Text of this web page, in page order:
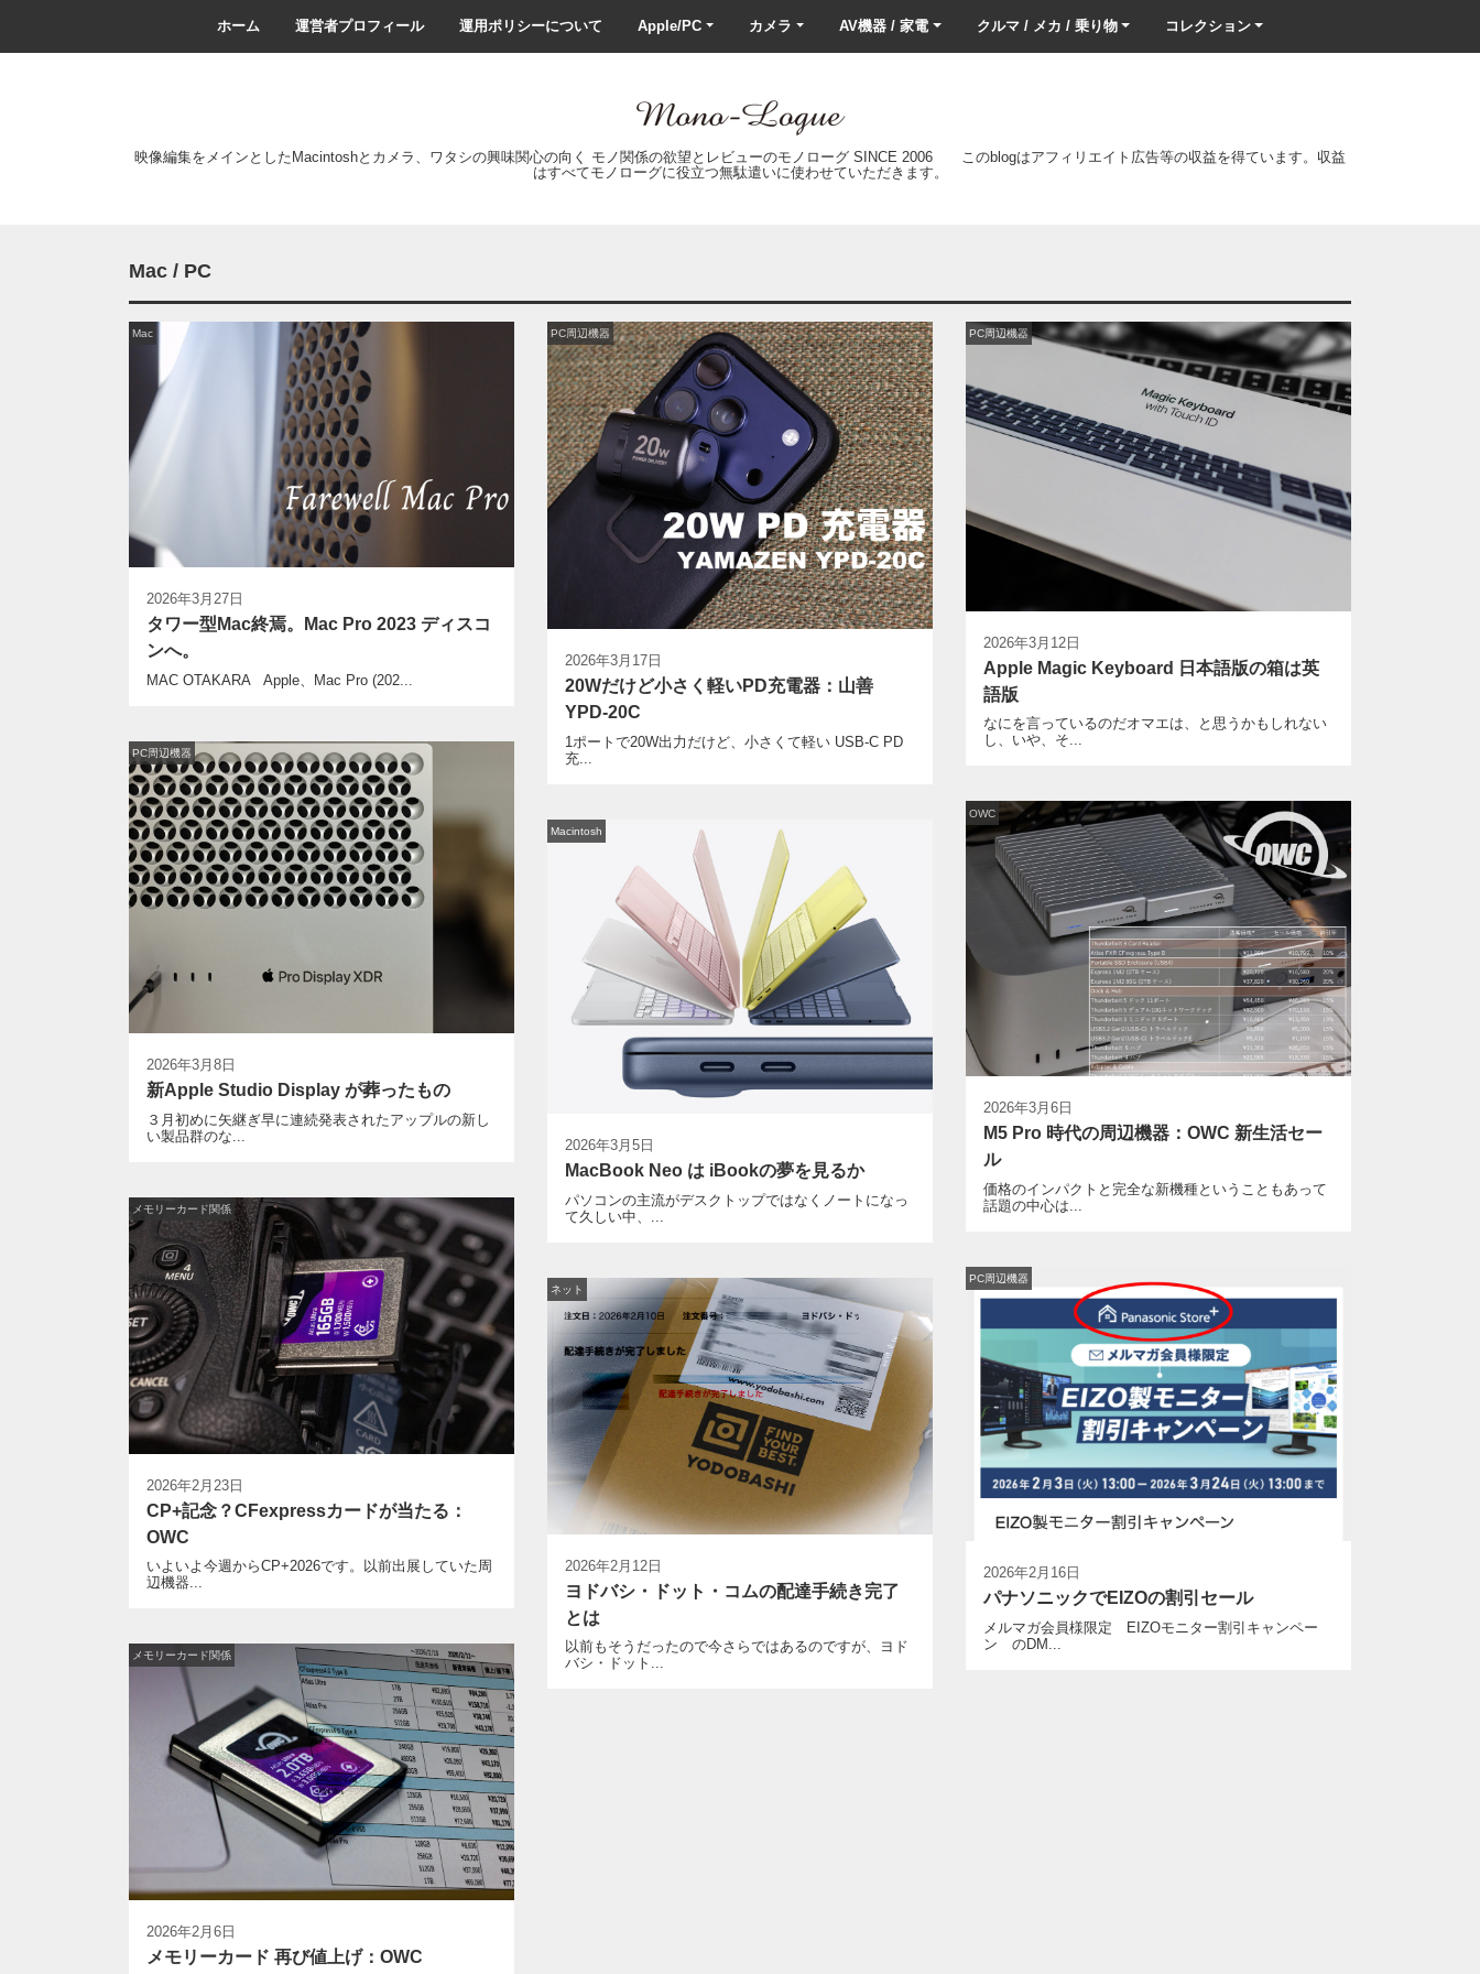
ホーム 運営者プロフィール 運用ポリシーについて Apple/PC カメラ AV機器 / 家電 クルマ / メカ / 乗り物 コレクション
映像編集をメインとしたMacintoshとカメラ、ワタシの興味関心の向く モノ関係の欲望とレビューのモノローグ SINCE 2006 このblogはアフィリエイト広告等の収益を得ています。収益
はすべてモノローグに役立つ無駄遣いに使わせていただきます。
Mac / PC
2026年3月27日
Mac
タワー型Mac終焉。Mac Pro 2023 ディスコ
ンへ。
MAC OTAKARA Apple、Mac Pro (202...
2026年3月17日
PC周辺機器
20Wだけど小さく軽いPD充電器：山善
YPD-20C
1ポートで20W出力だけど、小さくて軽い USB-C PD
充...
2026年3月12日
PC周辺機器
Apple Magic Keyboard 日本語版の箱は英
語版
なにを言っているのだオマエは、と思うかもしれない
し、いや、そ...
2026年3月8日
PC周辺機器
新Apple Studio Display が葬ったもの
３月初めに矢継ぎ早に連続発表されたアップルの新し
い製品群のな...
2026年3月6日
OWC
M5 Pro 時代の周辺機器：OWC 新生活セー
ル
価格のインパクトと完全な新機種ということもあって
話題の中心は...
2026年3月5日
Macintosh
MacBook Neo は iBookの夢を見るか
パソコンの主流がデスクトップではなくノートになっ
て久しい中、...
2026年2月23日
メモリーカード関係
CP+記念？CFexpressカードが当たる：
OWC
いよいよ今週からCP+2026です。以前出展していた周
辺機器...
2026年2月16日
PC周辺機器
パナソニックでEIZOの割引セール
メルマガ会員様限定 EIZOモニター割引キャンペー
ン のDM...
2026年2月12日
ネット
ヨドバシ・ドット・コムの配達手続き完了
とは
以前もそうだったので今さらではあるのですが、ヨド
バシ・ドット...
2026年2月6日
メモリーカード関係
メモリーカード 再び値上げ：OWC